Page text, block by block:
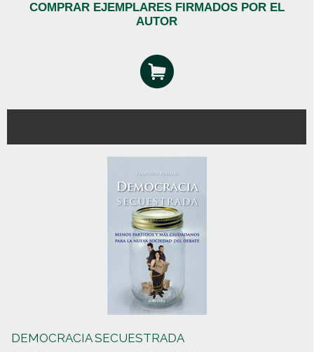
COMPRAR EJEMPLARES FIRMADOS POR EL
AUTOR
DEMOCRACIA SECUESTRADA